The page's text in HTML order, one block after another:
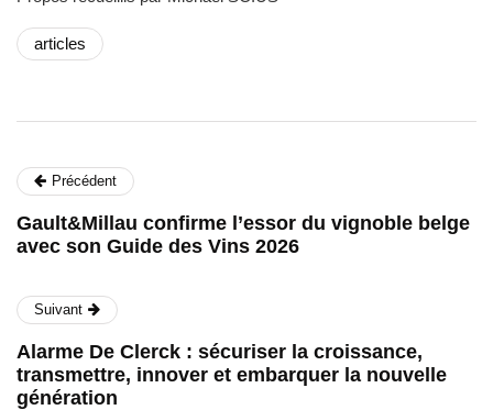
articles
Précédent
Gault&Millau confirme l’essor du vignoble belge
avec son Guide des Vins 2026
Suivant
Alarme De Clerck : sécuriser la croissance,
transmettre, innover et embarquer la nouvelle
génération